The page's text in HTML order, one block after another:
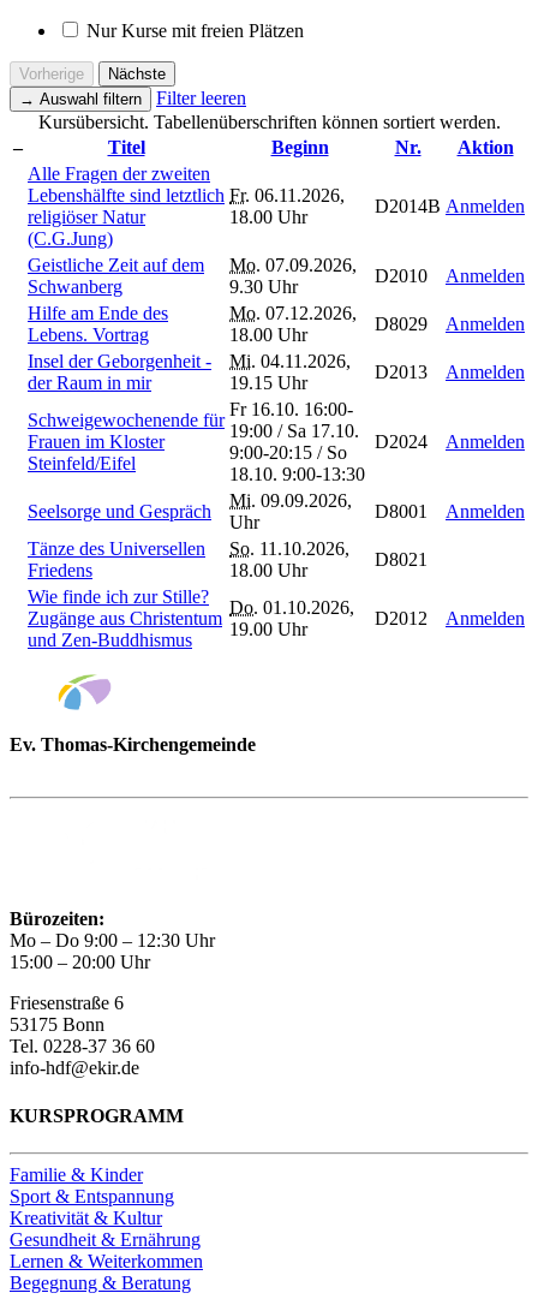
Nur Kurse mit freien Plätzen
Vorherige
Nächste
→ Auswahl filtern
Filter leeren
Kursübersicht. Tabellenüberschriften können sortiert werden.
–
Titel Beginn Nr.
Aktion
Alle Fragen der zweiten
Lebenshälfte sind letztlich
religiöser Natur
(C.G.Jung)
Fr. 06.11.2026,
18.00 Uhr
D2014B Anmelden
Geistliche Zeit auf dem
Schwanberg
Mo. 07.09.2026,
9.30 Uhr
D2010
Anmelden
Hilfe am Ende des
Lebens. Vortrag
Mo. 07.12.2026,
18.00 Uhr
D8029
Anmelden
Insel der Geborgenheit -
der Raum in mir
Mi. 04.11.2026,
19.15 Uhr
D2013 Anmelden
Schweigewochenende für
Frauen im Kloster
Steinfeld/Eifel
Fr 16.10. 16:00-
19:00 / Sa 17.10.
9:00-20:15 / So
18.10. 9:00-13:30
D2024 Anmelden
Seelsorge und Gespräch
Mi. 09.09.2026,
Uhr
D8001
Anmelden
Tänze des Universellen
Friedens
So. 11.10.2026,
18.00 Uhr
D8021
Wie finde ich zur Stille?
Zugänge aus Christentum
und Zen-Buddhismus
Do. 01.10.2026,
19.00 Uhr
D2012 Anmelden
Ev. Thomas-Kirchengemeinde
Bürozeiten:
Mo – Do 9:00 – 12:30 Uhr
15:00 – 20:00 Uhr
Friesenstraße 6
53175 Bonn
Tel. 0228-37 36 60
info-hdf@ekir.de
KURSPROGRAMM
Familie & Kinder
Sport & Entspannung
Kreativität & Kultur
Gesundheit & Ernährung
Lernen & Weiterkommen
Begegnung & Beratung